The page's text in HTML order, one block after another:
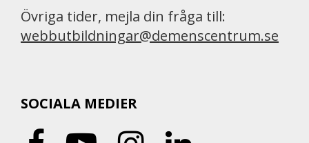
Övriga tider, mejla din fråga till:
webbutbildningar@demenscentrum.se
SOCIALA MEDIER